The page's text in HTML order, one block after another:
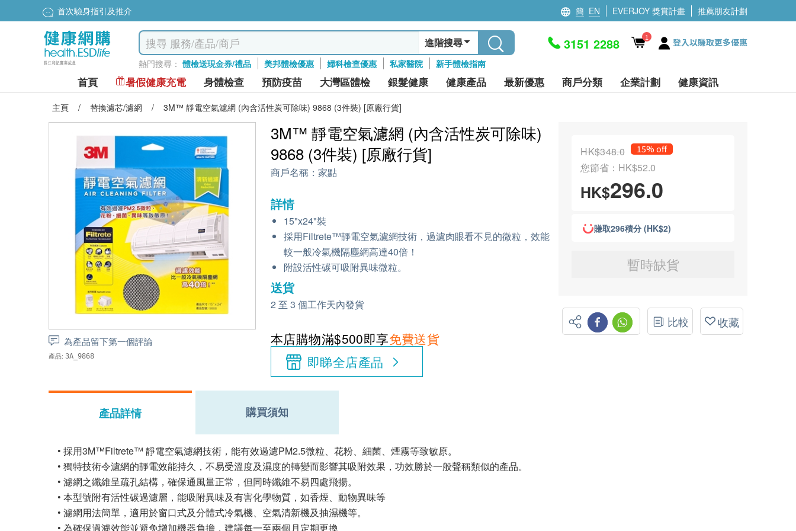
首次驗身指引及推介 簡 EN EVERJOY 獎賞計畫 推薦朋友計劃
進階搜尋
熱門搜尋： 體檢送現金券/禮品 美邦體檢優惠 婦科檢查優惠 私家醫院 新手體檢指南
3151 2288 1 登入以賺取更多優惠
首頁 暑假健康充電 身體檢查 預防疫苗 大灣區體檢 銀髮健康 健康產品 最新優惠 商戶分類 企業計劃 健康資訊
主頁 / 替換濾芯/濾網 / 3M™ 靜電空氣濾網 (內含活性炭可除味) 9868 (3件裝) [原廠行貨]
為產品留下第一個評論
產品: 3A_9868
3M™ 靜電空氣濾網 (內含活性炭可除味)
9868 (3件裝) [原廠行貨]
商戶名稱： 家點
詳情
15"x24"裝
採用Filtrete™靜電空氣濾網技術，過濾肉眼看不見的微粒，效能
較一般冷氣機隔塵網高達40倍！
附設活性碳可吸附異味微粒。
送貨
2 至 3 個工作天內發貨
本店購物滿$500即享免費送貨
即睇全店產品
HK$348.0 15% off
您節省：HK$52.0
HK$296.0
賺取296積分 (HK$2)
暫時缺貨
比較 收藏
產品詳情 購買須知
• 採用3M™Filtrete™ 靜電空氣濾網技術，能有效過濾PM2.5微粒、花粉、細菌、煙霧等致敏原。
• 獨特技術令濾網的靜電效能持久，不易受溫度及濕度的轉變而影響其吸附效果，功效勝於一般聲稱類似的產品。
• 濾網之纖維呈疏孔結構，確保通風量正常，但同時纖維不易四處飛揚。
• 本型號附有活性碳過濾層，能吸附異味及有害化學物質，如香煙、動物異味等
• 濾網用法簡單，適用於窗口式及分體式冷氣機、空氣清新機及抽濕機等。
• 為確保過濾效能並避免增加機器負擔，建議每一至兩個月定期更換